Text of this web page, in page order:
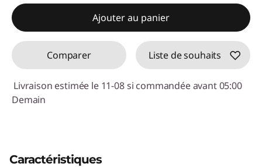
Ajouter au panier
Comparer Liste de souhaits
Livraison estimée le 11-08 si commandée avant 05:00
Demain
Caractéristiques